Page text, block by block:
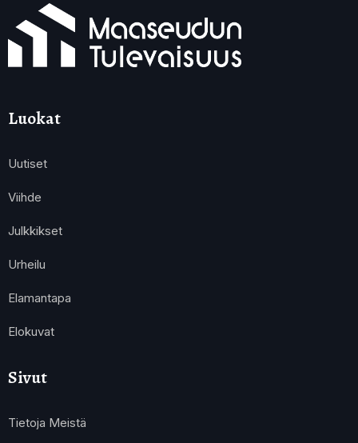
Luokat
Uutiset
Viihde
Julkkikset
Urheilu
Elamantapa
Elokuvat
Sivut
Tietoja Meistä